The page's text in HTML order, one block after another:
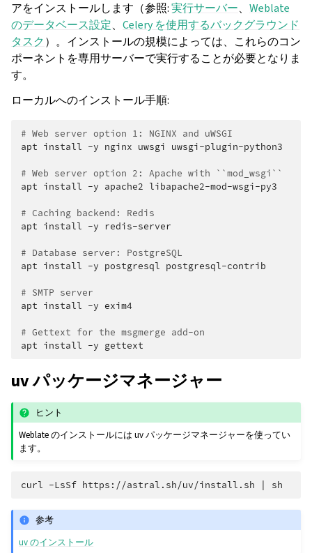
アをインストールします（参照:実行サーバー、 Weblate
のデータベース設定、 Celery を使用するバックグラウンド
タスク ）。インストールの規模によっては、これらのコン
ポーネントを専用サーバーで実行することが必要となりま
す。
ローカルへのインストール手順:
# Web server option 1: NGINX and uWSGI
apt install -y nginx uwsgi uwsgi-plugin-python3
# Web server option 2: Apache with ``mod_wsgi``
apt install -y apache2 libapache2-mod-wsgi-py3
# Caching backend: Redis
apt install -y redis-server
# Database server: PostgreSQL
apt install -y postgresql postgresql-contrib
# SMTP server
apt install -y exim4
# Gettext for the msgmerge add-on
apt install -y
uv パッケージマネージャー
ヒント
Weblate のインストールには uv パッケージマネージャーを使ってい
ます。
curl -LsSf https://astral.sh/uv/install.sh
参考
uv のインストール